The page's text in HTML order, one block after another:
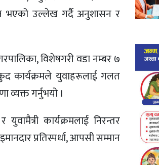
भएको उल्लेख गर्दै अनुशासन र
विशेषगरी वडा नम्बर ७
कार्यक्रमले युवाहरूलाई गलत
व्यक्त गर्नुभयो ।
कार्यक्रमलाई निरन्तर
प्रतिस्पर्धा, आपसी सम्मान